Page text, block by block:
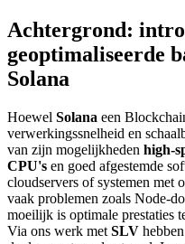
Achtergrond:
geoptimaliseerde
Solana
Hoewel Solana een
verwerkingssnelheid en
van zijn mogelijkheden high-
CPU's en goed afgestemde
cloudservers of systemen met
vaak problemen zoals Node-
moeilijk is optimale prestaties
Via ons werk met SLV